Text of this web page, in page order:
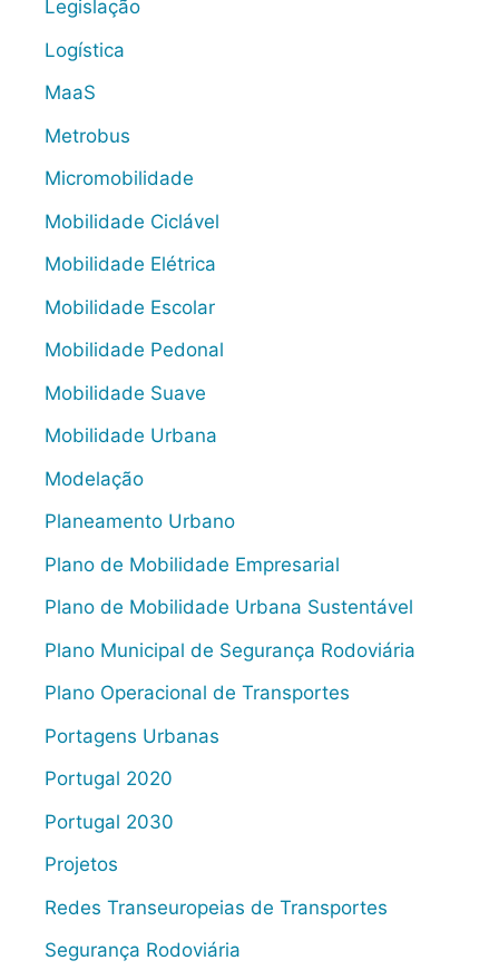
Legislação
Logística
MaaS
Metrobus
Micromobilidade
Mobilidade Ciclável
Mobilidade Elétrica
Mobilidade Escolar
Mobilidade Pedonal
Mobilidade Suave
Mobilidade Urbana
Modelação
Planeamento Urbano
Plano de Mobilidade Empresarial
Plano de Mobilidade Urbana Sustentável
Plano Municipal de Segurança Rodoviária
Plano Operacional de Transportes
Portagens Urbanas
Portugal 2020
Portugal 2030
Projetos
Redes Transeuropeias de Transportes
Segurança Rodoviária